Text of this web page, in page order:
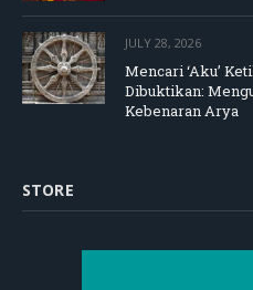
JULY 28, 2026
Mencari ‘Aku’
Dibuktikan:
Kebenaran Arya
STORE